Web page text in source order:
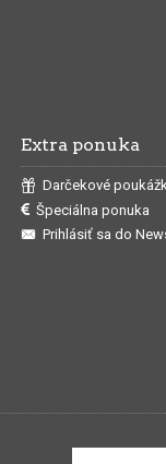
Extra ponuka
Darčekové
Špeciálna ponuka
Prihlásiť sa do